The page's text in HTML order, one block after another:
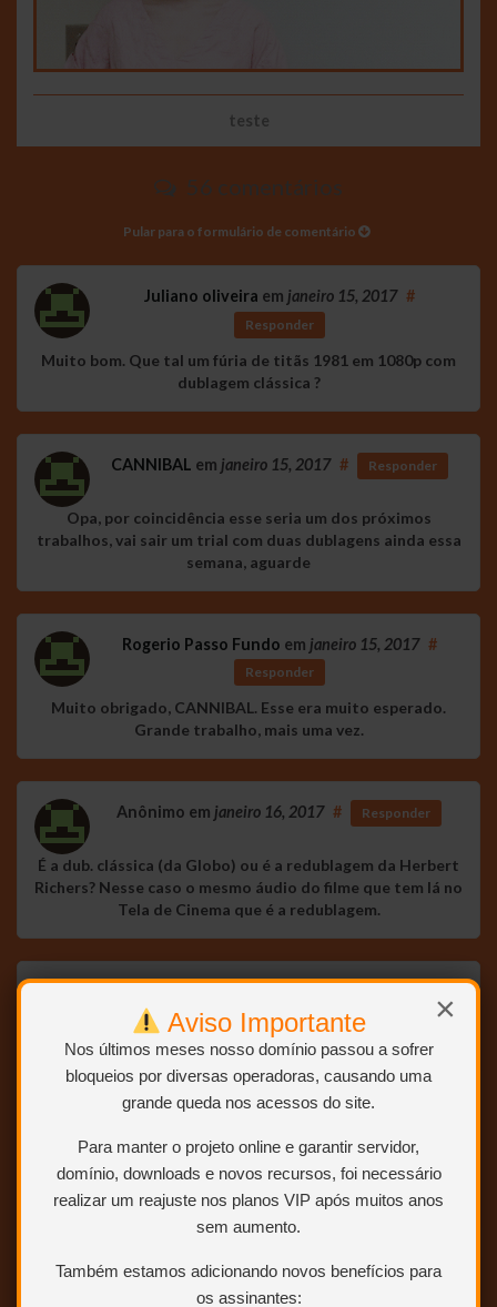
×
Aviso Importante
Nos últimos meses nosso domínio passou a sofrer
bloqueios por diversas operadoras, causando uma
grande queda nos acessos do site.
Para manter o projeto online e garantir servidor,
domínio, downloads e novos recursos, foi necessário
realizar um reajuste nos planos VIP após muitos anos
sem aumento.
Também estamos adicionando novos benefícios para
os assinantes:
teste
56 comentários
Pular para o formulário de comentário
Juliano oliveira em janeiro 15, 2017 #
Responder
Muito bom. Que tal um fúria de titãs 1981 em 1080p com
dublagem clássica ?
CANNIBAL em janeiro 15, 2017 # Responder
Opa, por coincidência esse seria um dos próximos
trabalhos, vai sair um trial com duas dublagens ainda essa
semana, aguarde
Rogerio Passo Fundo em janeiro 15, 2017 #
Responder
Muito obrigado, CANNIBAL. Esse era muito esperado.
Grande trabalho, mais uma vez.
Anônimo em janeiro 16, 2017 # Responder
É a dub. clássica (da Globo) ou é a redublagem da Herbert
Richers? Nesse caso o mesmo áudio do filme que tem lá no
Tela de Cinema que é a redublagem.
NÃO É A DUBLAGEM CLÁSSICA, É REDUBLAGEM
Amigo, o mesmo audio do tela so q piorado, muito
estranho os dubladores parecem bebados.
Responder